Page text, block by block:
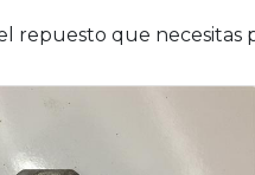
repuesto que